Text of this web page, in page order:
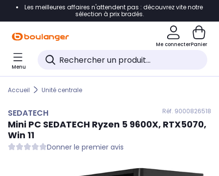
Accéder directement à la navigation
Accéder directement au pied de page
Accéder directement au chatbot
Les meilleures affaires n'attendent pas : découvrez vite notre
sélection à prix bradés.
Me connecterPanier
Menu
Accueil Unité centrale
SEDATECH Réf. 9000826518
Mini PC SEDATECH Ryzen 5 9600X, RTX5070,
Win 11
Donner le premier avis